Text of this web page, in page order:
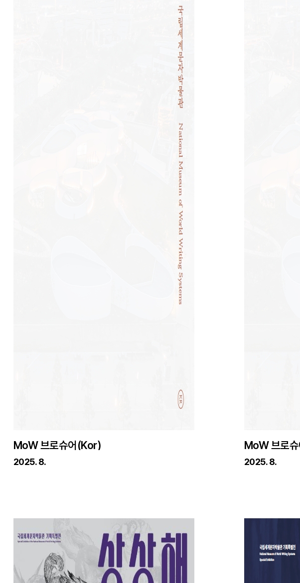
MoW 브로슈어(Kor)
2025. 8.
MoW 브로
2025. 8.